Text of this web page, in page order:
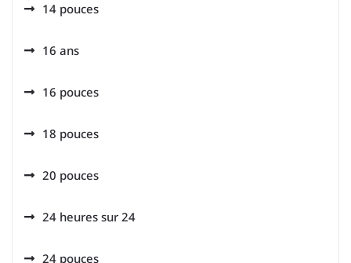
14 pouces
16 ans
16 pouces
18 pouces
20 pouces
24 heures sur 24
24 pouces